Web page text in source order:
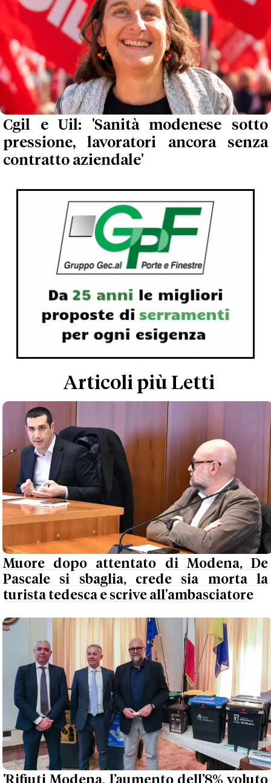
Cgil e Uil: 'Sanità modenese sotto
pressione, lavoratori ancora senza
contratto aziendale'
Articoli più Letti
Muore dopo attentato di Modena, De
Pascale si sbaglia, crede sia morta la
turista tedesca e scrive all'ambasciatore
'Rifiuti Modena, l’aumento dell’8% voluto